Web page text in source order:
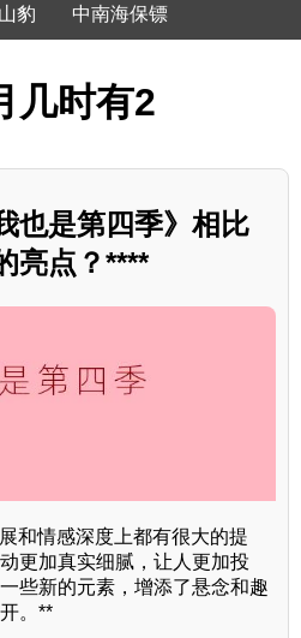
豹 中南海保镖
几时有2
也是第四季》相比
亮点？****
和情感深度上都有很大的提
更加真实细腻，让人更加投
些新的元素，增添了悬念和趣
。**